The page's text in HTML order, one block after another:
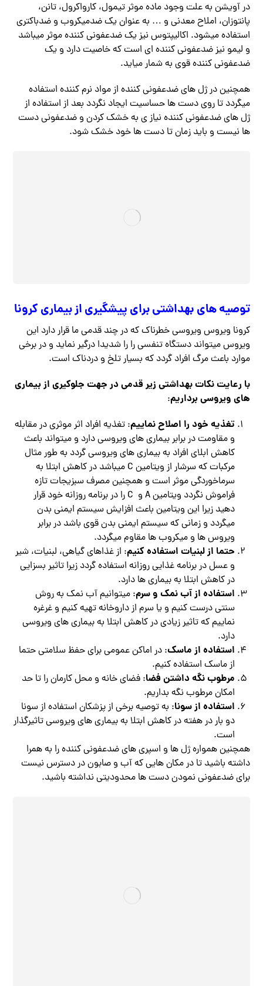
در آویشن به علت وجود ماده موثر تیمول، کارواکرول، تانن،
پانتوزان، املاح معدنی و … به عنوان یک ضدمیکروب و ضدباکتری
استفاده میشود. اکالیپتوس نیز یک ضدعفونی کننده موثر میباشد
و لیمو نیز ضدعفونی کننده ای است که خاصیت دارد و یک
ضدعفونی کننده قوی به شمار میاید.
همچنین در ژل های ضدعفونی کننده از مواد نرم کننده استفاده
میگردد تا روی دست ها حساسیت ایجاد نگردد بعد از استفاده از
ژل های ضدعفونی کننده نیاز ی به خشک کردن و ضدعفونی دست
ها نیست و باید زمان تا دست ها خود خشک شود.
توصیه های بهداشتی برای پیشگیری از بیماری کرونا
کرونا ویروس ویروسی خطرناک که در چند قدمی ما قرار دارد این
ویروس میتواند دستگاه تنفسی را را شدیدا درگیر نماید و در برخی
موارد باعث مرگ افراد گردد که بسیار تلخ و دردناک است.
با رعایت نکات بهداشتی زیر قدمی در جهت جلوکیری از بیماری
های ویروسی برداریم:
تغذیه خود را اصلاح نماییم: تغذیه افراد اثر موثری در مقابله
و مقاومت در برابر بیماری های ویروسی دارد و میتواند باعث
کاهش ابلای افراد به بیماری های ویروسی گردد به طور مثال
مرکبات که سرشار از ویتامین C میباشد در کاهش ابتلا به
سرماخوردگی موثر است و همچنین مصرف سبزیجات تازه
فراموش نگردد ویتامین A و C را در برنامه روزانه خود قرار
دهید زیرا این ویتامین باعث افزایش سیستم ایمنی بدن
میگردد و زمانی که سیستم ایمنی بدن قوی باشد در برابر
ویروس ها و میکروب ها مقاوم میگردد.
حتما از لبنیات استفاده کنیم: از غذاهای گیاهی، لبنیات، شیر
و عسل در برنامه غذایی روزانه استفاده گردد زیرا تاثیر بسزایی
در کاهش ابتلا به بیماری ها دارد.
استفاده از آب نمک و سرم: میتوانیم آب نمک به روش
سنتی درست کنیم و یا سرم از داروخانه تهیه کنیم و غرغره
نماییم که تاثیر زیادی در کاهش ابتلا به بیماری های ویروسی
دارد.
استفاده از ماسک: در اماکن عمومی برای حفظ سلامتی حتما
از ماسک استفاده کنیم.
مرطوب نگه داشتن فضا: فضای خانه و محل کارمان را تا حد
امکان مرطوب نگه بداریم.
استفاده از سونا: به توصیه برخی از پزشکان استفاده از سونا
دو بار در هفته در کاهش ابتلا به بیماری های ویروسی تاثیرگذار
است.
همچنین همواره ژل ها و اسپری های ضدعفونی کننده را به همرا
داشته باشید تا در مکان هایی که آب و صابون در دسترس نیست
برای ضدعفونی نمودن دست ها محدودیتی نداشته باشید.